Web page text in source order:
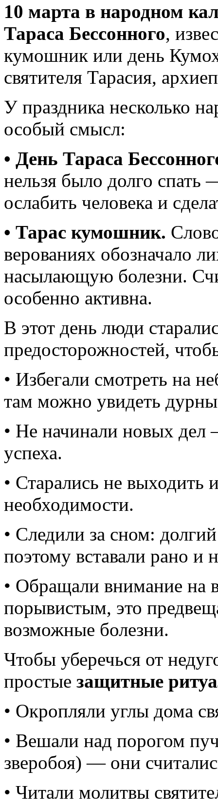
10 марта в народном
Тараса Бессонного,
кумошник или день
святителя Тарасия,
У праздника несколько
особый смысл:
• День Тараса
нельзя было долго спать
ослабить человека и
• Тарас кумошник.
верованиях обозначало
насылающую болезни.
особенно активна.
В этот день люди
предосторожностей,
• Избегали смотреть на
там можно увидеть
• Не начинали новых дел
успеха.
• Старались не выходить
необходимости.
• Следили за сном:
поэтому вставали рано и
• Обращали внимание на
порывистым, это
возможные болезни.
Чтобы уберечься от
простые защитные
• Окропляли углы дома
• Вешали над порогом
зверобоя) — они
• Читали молитвы